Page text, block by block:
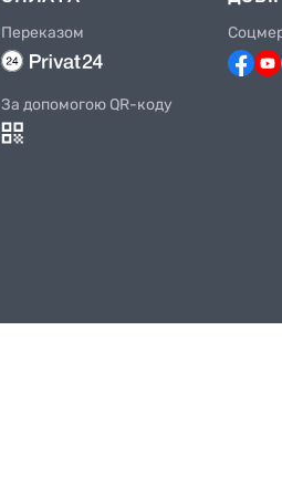
Переказом
За допомогою QR-коду